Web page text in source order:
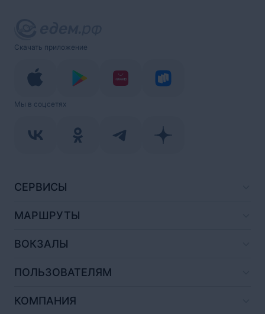
Скачать приложение
Мы в соцсетях
СЕРВИСЫ
МАРШРУТЫ
ВОКЗАЛЫ
ПОЛЬЗОВАТЕЛЯМ
КОМПАНИЯ